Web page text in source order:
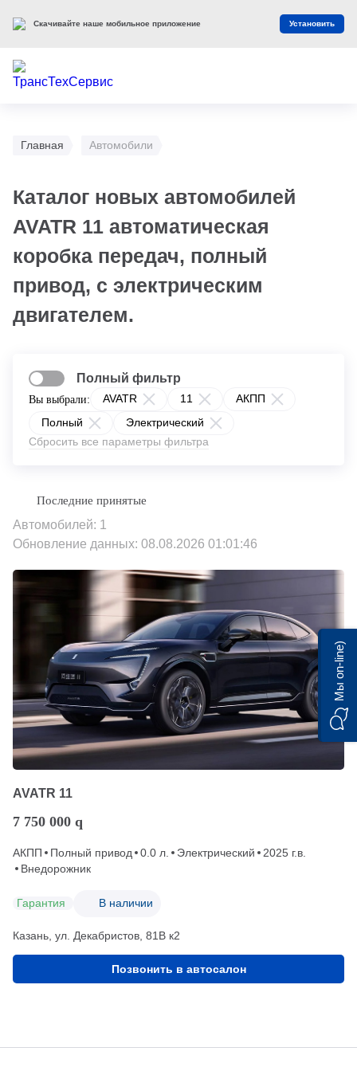
Главная Автомобили
Каталог новых автомобилей
AVATR 11 автоматическая
коробка передач, полный
привод, с электрическим
двигателем.
Вы выбрали: AVATR 11
АКПП
Полный
Электрический
Сбросить все параметры фильтра
Полный фильтр
Автомобилей: 1
Обновление данных: 08.08.2026 01:01:46
AVATR 11
7 750 000 q
АКПП Полный привод 0.0 л. Электрический
2025 г.в.
Внедорожник
Гарантия В наличии
Казань, ул. Декабристов, 81В к2
Позвонить в автосалон
Скачивайте наше мобильное приложение Установить
Мы on-line)